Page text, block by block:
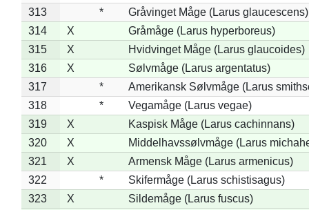
313
*
Gråvinget Måge (Larus glaucescens)
314
X
Gråmåge (Larus hyperboreus)
315
X
Hvidvinget Måge (Larus glaucoides)
316
X
Sølvmåge (Larus argentatus)
317
*
Amerikansk Sølvmåge (Larus
318
*
Vegamåge (Larus vegae)
319
X
Kaspisk Måge (Larus cachinnans)
320
X
Middelhavssølvmåge (Larus
321
X
Armensk Måge (Larus armenicus)
322
*
Skifermåge (Larus schistisagus)
323
X
Sildemåge (Larus fuscus)